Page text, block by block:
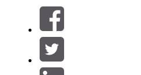
Filtrer etter (0)
VELG FILTRE
Produktområde